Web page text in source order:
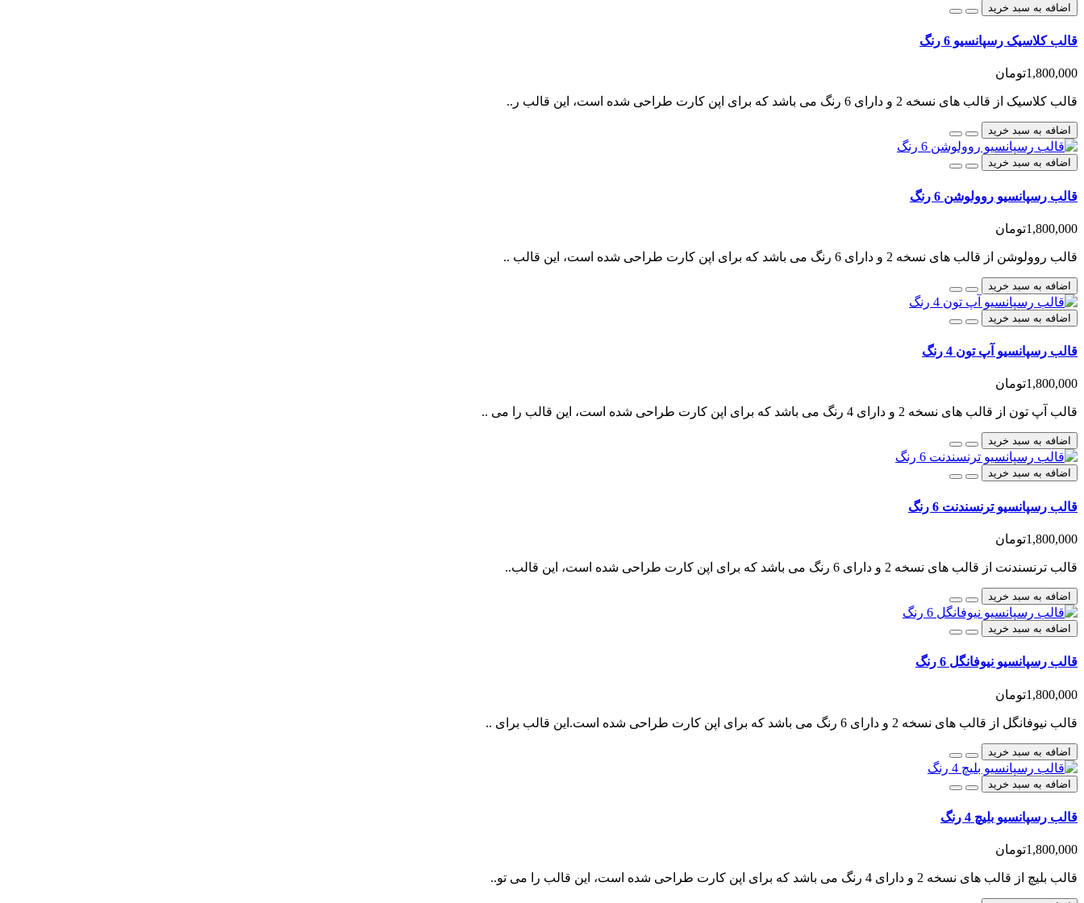
اضافه به سبد خرید
قالب کلاسیک رسپانسیو 6 رنگ
1,800,000تومان
قالب کلاسیک از قالب های نسخه 2 و دارای 6 رنگ می باشد که برای اپن کارت طراحی شده است، این قالب ر..
اضافه به سبد خرید
اضافه به سبد خرید
قالب رسپانسیو روولوشن 6 رنگ
1,800,000تومان
قالب روولوشن از قالب های نسخه 2 و دارای 6 رنگ می باشد که برای اپن کارت طراحی شده است، این قالب ..
اضافه به سبد خرید
اضافه به سبد خرید
قالب رسپانسیو آپ تون 4 رنگ
1,800,000تومان
قالب آپ تون از قالب های نسخه 2 و دارای 4 رنگ می باشد که برای اپن کارت طراحی شده است، این قالب را می ..
اضافه به سبد خرید
اضافه به سبد خرید
قالب رسپانسیو ترنسندنت 6 رنگ
1,800,000تومان
قالب ترنسندنت از قالب های نسخه 2 و دارای 6 رنگ می باشد که برای اپن کارت طراحی شده است، این قالب..
اضافه به سبد خرید
اضافه به سبد خرید
قالب رسپانسیو نیوفانگل 6 رنگ
1,800,000تومان
قالب نیوفانگل از قالب های نسخه 2 و دارای 6 رنگ می باشد که برای اپن کارت طراحی شده است.این قالب برای ..
اضافه به سبد خرید
اضافه به سبد خرید
قالب رسپانسیو بلیچ 4 رنگ
1,800,000تومان
قالب بلیچ از قالب های نسخه 2 و دارای 4 رنگ می باشد که برای اپن کارت طراحی شده است، این قالب را می تو..